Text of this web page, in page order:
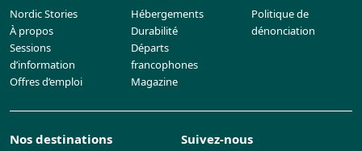
Nordic Stories
À propos
Sessions
d’information
Offres d’emploi
Hébergements
Durabilité
Départs
francophones
Magazine
Politique de
dénonciation
Nos destinations Suivez-nous